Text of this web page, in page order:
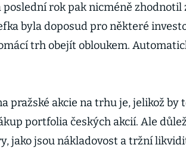
rok pak nicméně zhodnotil
byla doposud pro některé
trh obejít obloukem.
pražské akcie na trhu je, jelikož by
portfolia českých akcií. Ale
jako jsou nákladovost a tržní